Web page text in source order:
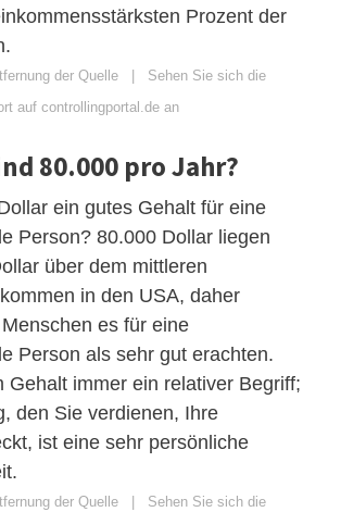
Prozent der
der Quelle
Sehen Sie sich die
auf controllingportal.de an
80.000 pro Jahr?
ein gutes Gehalt für eine
Person? 80.000 Dollar liegen
über dem mittleren
in den USA, daher
es für eine
Person als sehr gut erachten.
Gehalt immer ein relativer Begriff;
den Sie verdienen, Ihre
ist eine sehr persönliche
der Quelle
Sehen Sie sich die